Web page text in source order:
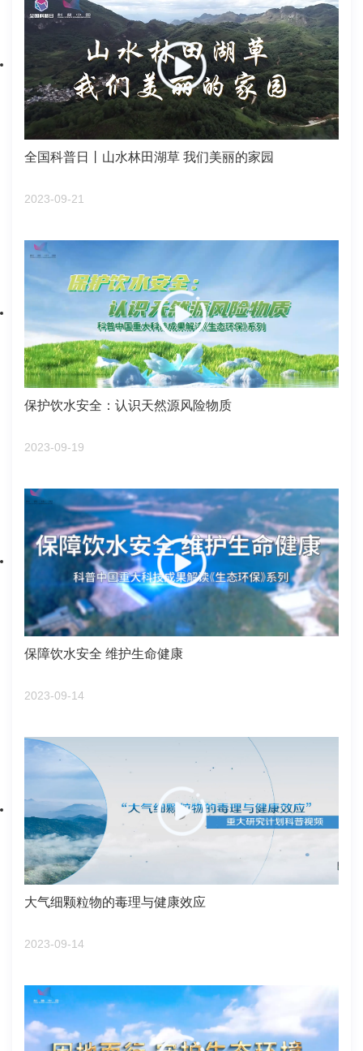
全国科普日丨山水林田湖草 我们美丽的家园
2023-09-21
保护饮水安全：认识天然源风险物质
2023-09-19
保障饮水安全 维护生命健康
2023-09-14
大气细颗粒物的毒理与健康效应
2023-09-14